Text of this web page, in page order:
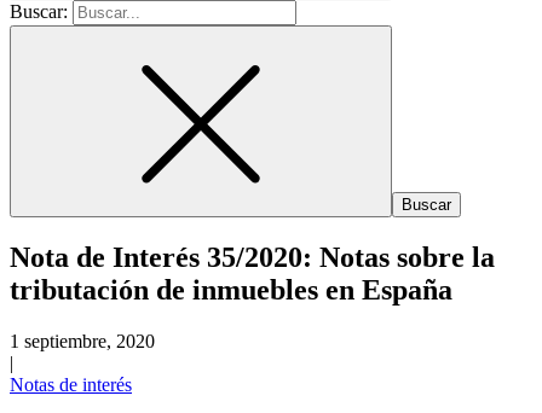
Buscar:
Nota de Interés 35/2020: Notas sobre la
tributación de inmuebles en España
1 septiembre, 2020
|
Notas de interés